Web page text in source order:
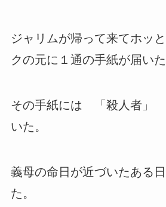
ジャリムが帰って来てホッ
クの元に１通の手紙が届いた
その手紙には 「殺人者」
いた。
義母の命日が近づいたある
た。